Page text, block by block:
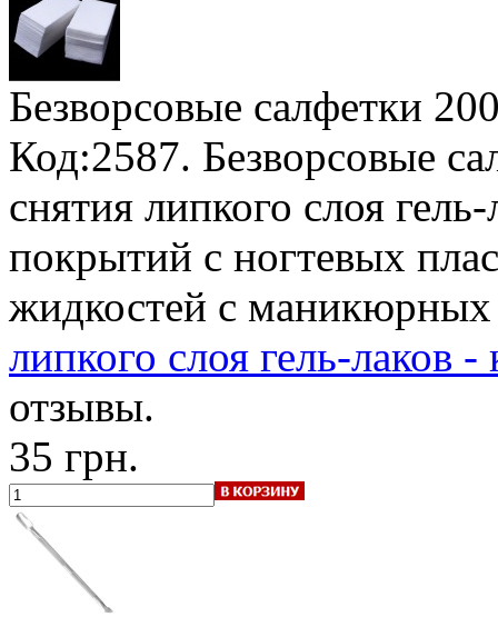
Безворсовые салфетки
Код:2587. Безворсовые
снятия липкого слоя
покрытий с ногтевых
жидкостей с
липкого слоя гель-лаков
отзывы.
35 грн.